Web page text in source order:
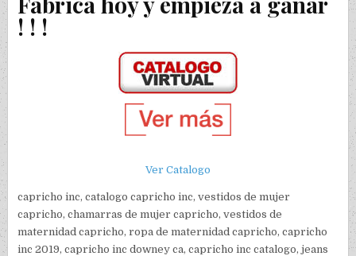
! ! !
Ver Catalogo
capricho inc, catalogo capricho inc, vestidos de mujer
capricho, chamarras de mujer capricho, vestidos de
maternidad capricho, ropa de maternidad capricho, capricho
inc 2019, capricho inc downey ca, capricho inc catalogo, jeans